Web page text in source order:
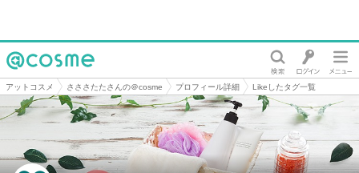
@cosme
アットコスメ さささたたさんの＠cosme プロフィール詳細 Likeしたタグ一覧